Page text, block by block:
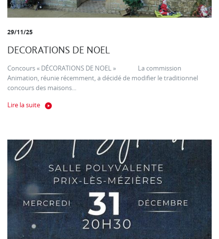
29/11/25
DECORATIONS DE NOEL
Concours « DÉCORATIONS DE NOEL » La commission
Animation, réunie récemment, a décidé de modifier le traditionnel
concours des maisons...
Lire la suite